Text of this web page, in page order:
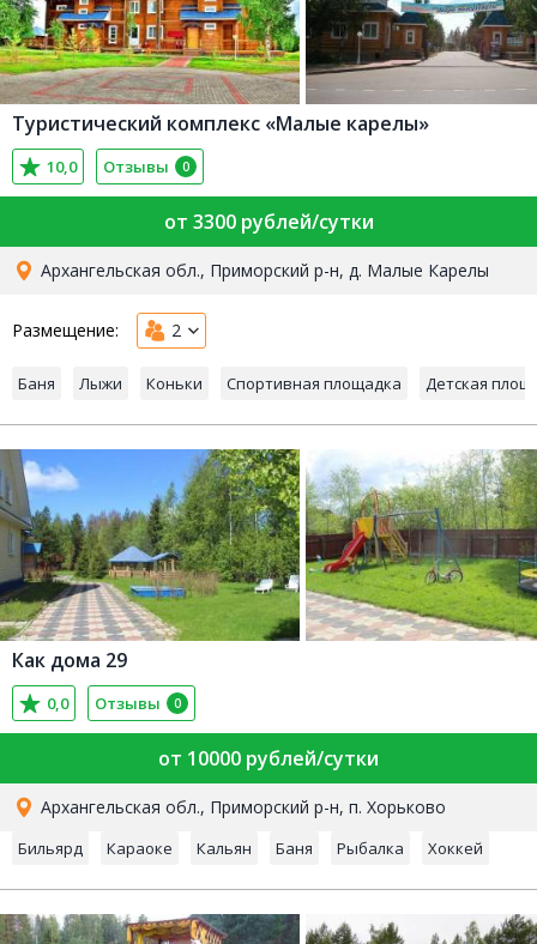
Туристический комплекс «Малые карелы»
10,0 Отзывы 0
от 3300 рублей/сутки
Архангельская обл., Приморский р-н, д. Малые Карелы
Размещение: 2
Баня Лыжи Коньки Спортивная площадка Детская
Как дома 29
0,0 Отзывы 0
от 10000 рублей/сутки
Архангельская обл., Приморский р-н, п. Хорьково
Бильярд Караоке Кальян Баня Рыбалка Хоккей